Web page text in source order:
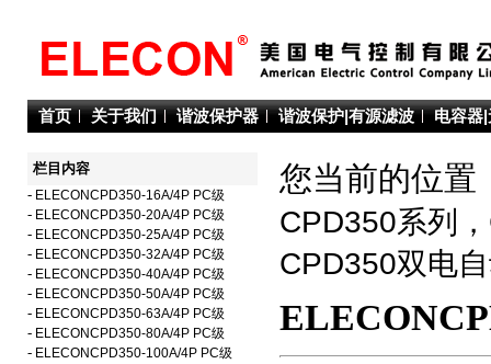
首页 关于我们 谐波保护器 谐波保护|有源滤波 电容器
栏目内容
- ELECONCPD350-16A/4P PC级
- ELECONCPD350-20A/4P PC级
- ELECONCPD350-25A/4P PC级
- ELECONCPD350-32A/4P PC级
- ELECONCPD350-40A/4P PC级
- ELECONCPD350-50A/4P PC级
- ELECONCPD350-63A/4P PC级
- ELECONCPD350-80A/4P PC级
- ELECONCPD350-100A/4P PC级
您当前的位
CPD350系列
CPD350双电